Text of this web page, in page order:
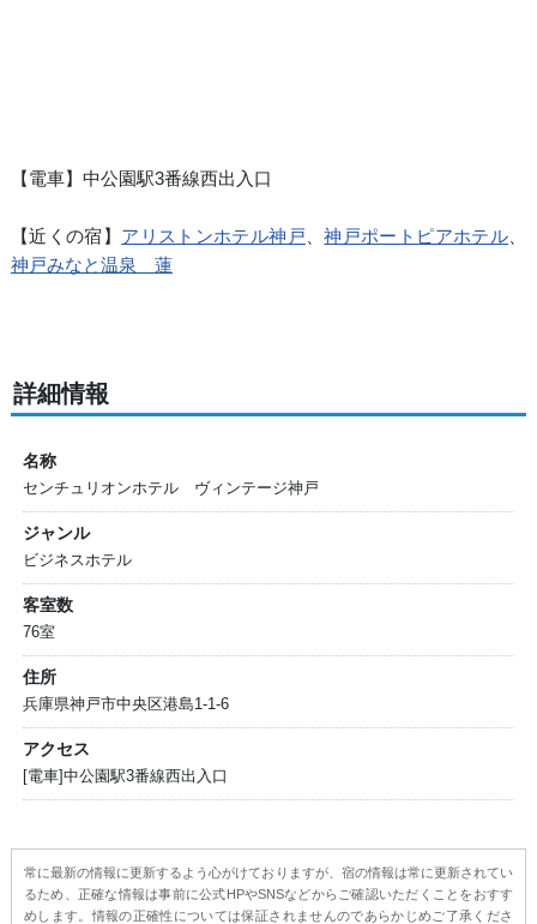
【電車】中公園駅3番線西出入口
【近くの宿】 アリストンホテル神戸 、神戸ポートピアホテル
神戸みなと温泉 蓮
詳細情報
名称
センチュリオンホテル ヴィンテージ神戸
ジャンル
ビジネスホテル
客室数
76室
住所
兵庫県神戸市中央区港島1-1-6
アクセス
[電車]中公園駅3番線西出入口
常に最新の情報に更新するよう心がけておりますが、宿の情報は常に更新されてい
るため、正確な情報は事前に公式HPやSNSなどからご確認いただくことをおすす
めします。情報の正確性については保証されませんのであらかじめご了承くださ